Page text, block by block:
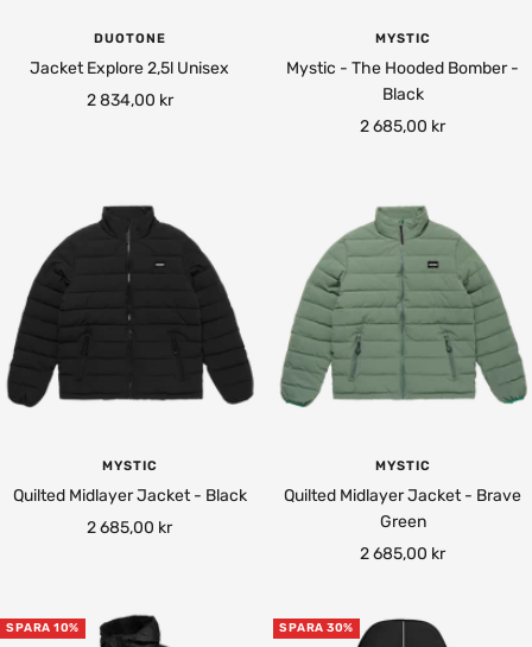
DUOTONE
Jacket Explore 2,5l Unisex
Rea-
2 834,00 kr
MYSTIC
Mystic - The Hooded Bomber -
Black
Rea-
2 685,00 kr
MYSTIC
Quilted Midlayer Jacket - Black
Rea-
2 685,00 kr
MYSTIC
Quilted Midlayer Jacket - Brave
Green
Rea-
2 685,00 kr
SPARA 10% SPARA 30%